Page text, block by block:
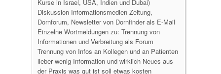
Kurse in Israel, USA, Indien und Dubai)
Diskussion Informationsmedien Zeitung,
Dornforum, Newsletter von Dornfinder als E-Mail
Einzelne Wortmeldungen zu: Trennung von
Informationen und Verbreitung als Forum
Trennung von Infos an Kollegen und an Patienten
lieber wenig Information und wirklich Neues aus
der Praxis was gut ist soll etwas kosten